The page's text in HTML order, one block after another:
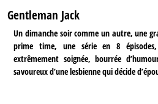
S’abonner à la Lettre !
Gentleman Jack
Un dimanche soir comme un autre, une
prime time, une série en 8
extrêmement soignée, bourrée
savoureux d’une lesbienne qui décide